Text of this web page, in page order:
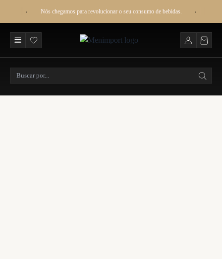
Nós chegamos para revolucionar o seu consumo de bebidas.